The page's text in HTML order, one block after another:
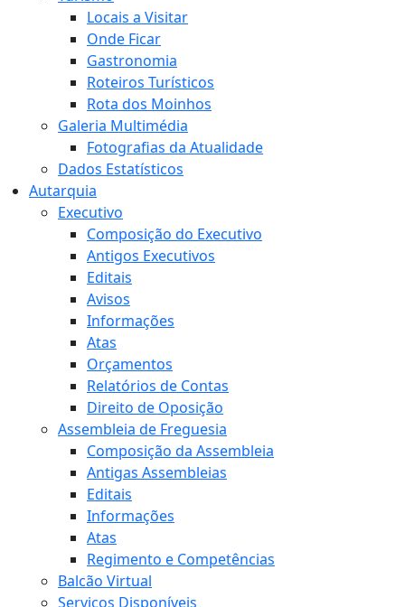
Locais a Visitar
Onde Ficar
Gastronomia
Roteiros Turísticos
Rota dos Moinhos
Galeria Multimédia
Fotografias da Atualidade
Dados Estatísticos
Autarquia
Executivo
Composição do Executivo
Antigos Executivos
Editais
Avisos
Informações
Atas
Orçamentos
Relatórios de Contas
Direito de Oposição
Assembleia de Freguesia
Composição da Assembleia
Antigas Assembleias
Editais
Informações
Atas
Regimento e Competências
Balcão Virtual
Serviços Disponíveis